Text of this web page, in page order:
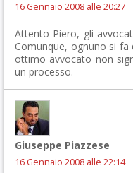
16 Gennaio 2008 alle 20:27
Attento Piero, gli
Comunque, ognuno si fa
ottimo avvocato non
un processo.
Giuseppe Piazzese
16 Gennaio 2008 alle 22:14